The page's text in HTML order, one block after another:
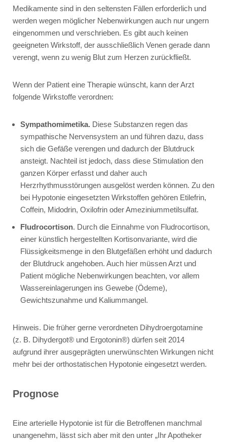
Medikamente sind in den seltensten Fällen erforderlich und
werden wegen möglicher Nebenwirkungen auch nur ungern
eingenommen und verschrieben. Es gibt auch keinen
geeigneten Wirkstoff, der ausschließlich Venen gerade dann
verengt, wenn zu wenig Blut zum Herzen zurückfließt.
Wenn der Patient eine Therapie wünscht, kann der Arzt
folgende Wirkstoffe verordnen:
Sympathomimetika. Diese Substanzen regen das
sympathische Nervensystem an und führen dazu, dass
sich die Gefäße verengen und dadurch der Blutdruck
ansteigt. Nachteil ist jedoch, dass diese Stimulation den
ganzen Körper erfasst und daher auch
Herzrhythmusstörungen ausgelöst werden können. Zu den
bei Hypotonie eingesetzten Wirkstoffen gehören Etilefrin,
Coffein, Midodrin, Oxilofrin oderAmeziniummetilsulfat.
Fludrocortison. Durch die Einnahme von Fludrocortison,
einer künstlich hergestellten Kortisonvariante, wird die
Flüssigkeitsmenge in den Blutgefäßen erhöht und dadurch
der Blutdruck angehoben. Auch hier müssen Arzt und
Patient mögliche Nebenwirkungen beachten, vor allem
Wassereinlagerungen ins Gewebe (Ödeme),
Gewichtszunahme und Kaliummangel.
Hinweis. Die früher gerne verordneten Dihydroergotamine
(z. B. Dihydergot® und Ergotonin®) dürfen seit 2014
aufgrund ihrer ausgeprägten unerwünschten Wirkungen nicht
mehr bei der orthostatischen Hypotonie eingesetzt werden.
Prognose
Eine arterielle Hypotonie ist für die Betroffenen manchmal
unangenehm, lässt sich aber mit den unter „Ihr Apotheker